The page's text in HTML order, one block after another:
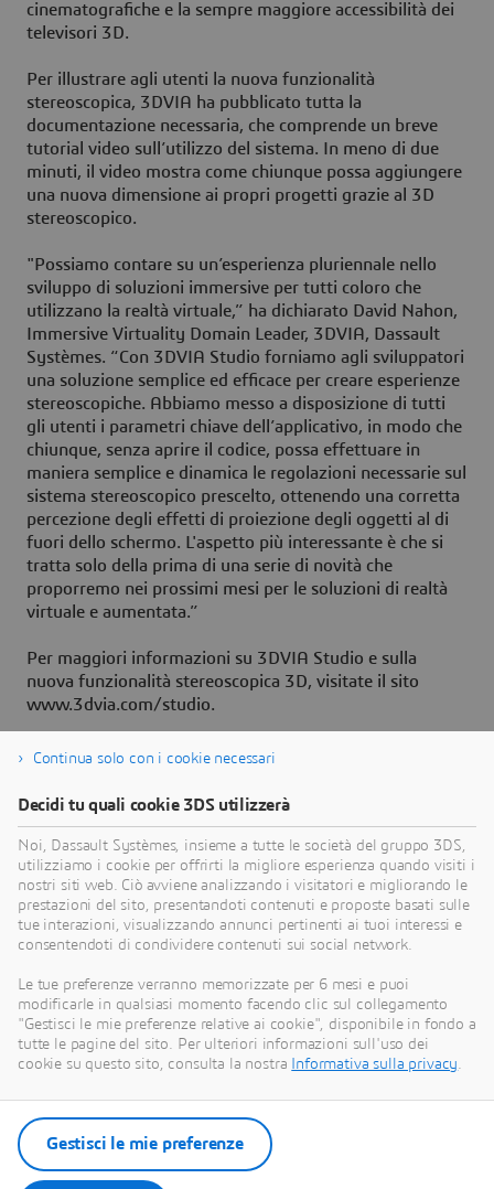
cinematografiche e la sempre maggiore accessibilità dei
televisori 3D.
Per illustrare agli utenti la nuova funzionalità
stereoscopica, 3DVIA ha pubblicato tutta la
documentazione necessaria, che comprende un breve
tutorial video sull’utilizzo del sistema. In meno di due
minuti, il video mostra come chiunque possa aggiungere
una nuova dimensione ai propri progetti grazie al 3D
stereoscopico.
"Possiamo contare su un’esperienza pluriennale nello
sviluppo di soluzioni immersive per tutti coloro che
utilizzano la realtà virtuale,” ha dichiarato David Nahon,
Immersive Virtuality Domain Leader, 3DVIA, Dassault
Systèmes. “Con 3DVIA Studio forniamo agli sviluppatori
una soluzione semplice ed efficace per creare esperienze
stereoscopiche. Abbiamo messo a disposizione di tutti
gli utenti i parametri chiave dell’applicativo, in modo che
chiunque, senza aprire il codice, possa effettuare in
maniera semplice e dinamica le regolazioni necessarie sul
sistema stereoscopico prescelto, ottenendo una corretta
percezione degli effetti di proiezione degli oggetti al di
fuori dello schermo. L'aspetto più interessante è che si
tratta solo della prima di una serie di novità che
proporremo nei prossimi mesi per le soluzioni di realtà
virtuale e aumentata.”
Per maggiori informazioni su 3DVIA Studio e sulla
nuova funzionalità stereoscopica 3D, visitate il sito
www.3dvia.com/studio.
Informazioni su Dassault Systèmes
Dassault Systèmes è un catalizzatore del
progresso umano. Dal 1981, l'azienda è pioniera
nella creazione di mondi virtuali per migliorare la
vita reale di consumatori, pazienti e cittadini.
gemelli virtuali basati sulla scienza e alimentati
dall'intelligenza artificiale aiutano 390.000 clienti
di ogni dimensione e in tutti i settori a collaborare,
generano un impatto significativo. Per ulteriori
informazioni, visitare:
Continua solo con i cookie necessari
Decidi tu quali cookie 3DS utilizzerà
Noi, Dassault Systèmes, insieme a tutte le società del gruppo 3DS,
utilizziamo i cookie per offrirti la migliore esperienza quando visiti i
nostri siti web. Ciò avviene analizzando i visitatori e migliorando le
prestazioni del sito, presentandoti contenuti e proposte basati sulle
tue interazioni, visualizzando annunci pertinenti ai tuoi interessi e
consentendoti di condividere contenuti sui social network.
Le tue preferenze verranno memorizzate per 6 mesi e puoi
modificarle in qualsiasi momento facendo clic sul collegamento
"Gestisci le mie preferenze relative ai cookie", disponibile in fondo a
tutte le pagine del sito. Per ulteriori informazioni sull'uso dei
cookie su questo sito, consulta la nostra
Informativa sulla privacy.
Gestisci le mie preferenze